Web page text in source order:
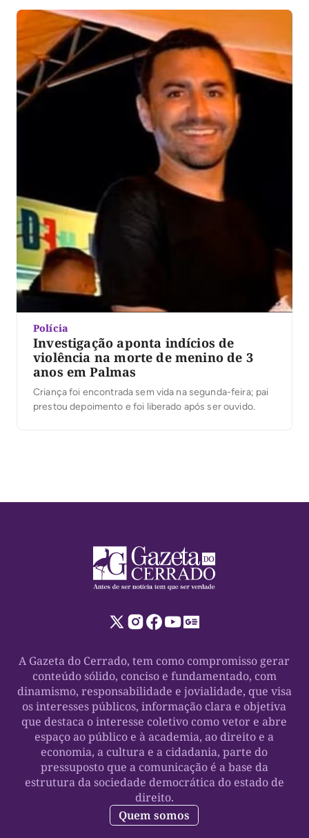
Polícia
Investigação aponta indícios de
violência na morte de menino de 3
anos em Palmas
Criança foi encontrada sem vida na segunda-feira; pai
prestou depoimento e foi liberado após ser ouvido.
A Gazeta do Cerrado, tem como compromisso gerar
conteúdo sólido, conciso e fundamentado, com
dinamismo, responsabilidade e jovialidade, que visa
os interesses públicos, informação clara e objetiva
que destaca o interesse coletivo como vetor e abre
espaço ao público e à academia, ao direito e a
economia, a cultura e a cidadania, parte do
pressuposto que a comunicação é a base da
estrutura da sociedade democrática do estado de
direito.
Quem somos